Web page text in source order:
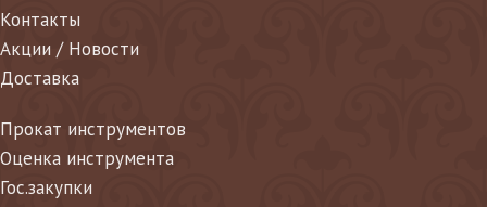
Контакты
Акции / Новости
Доставка
Прокат инструментов
Оценка инструмента
Гос.закупки